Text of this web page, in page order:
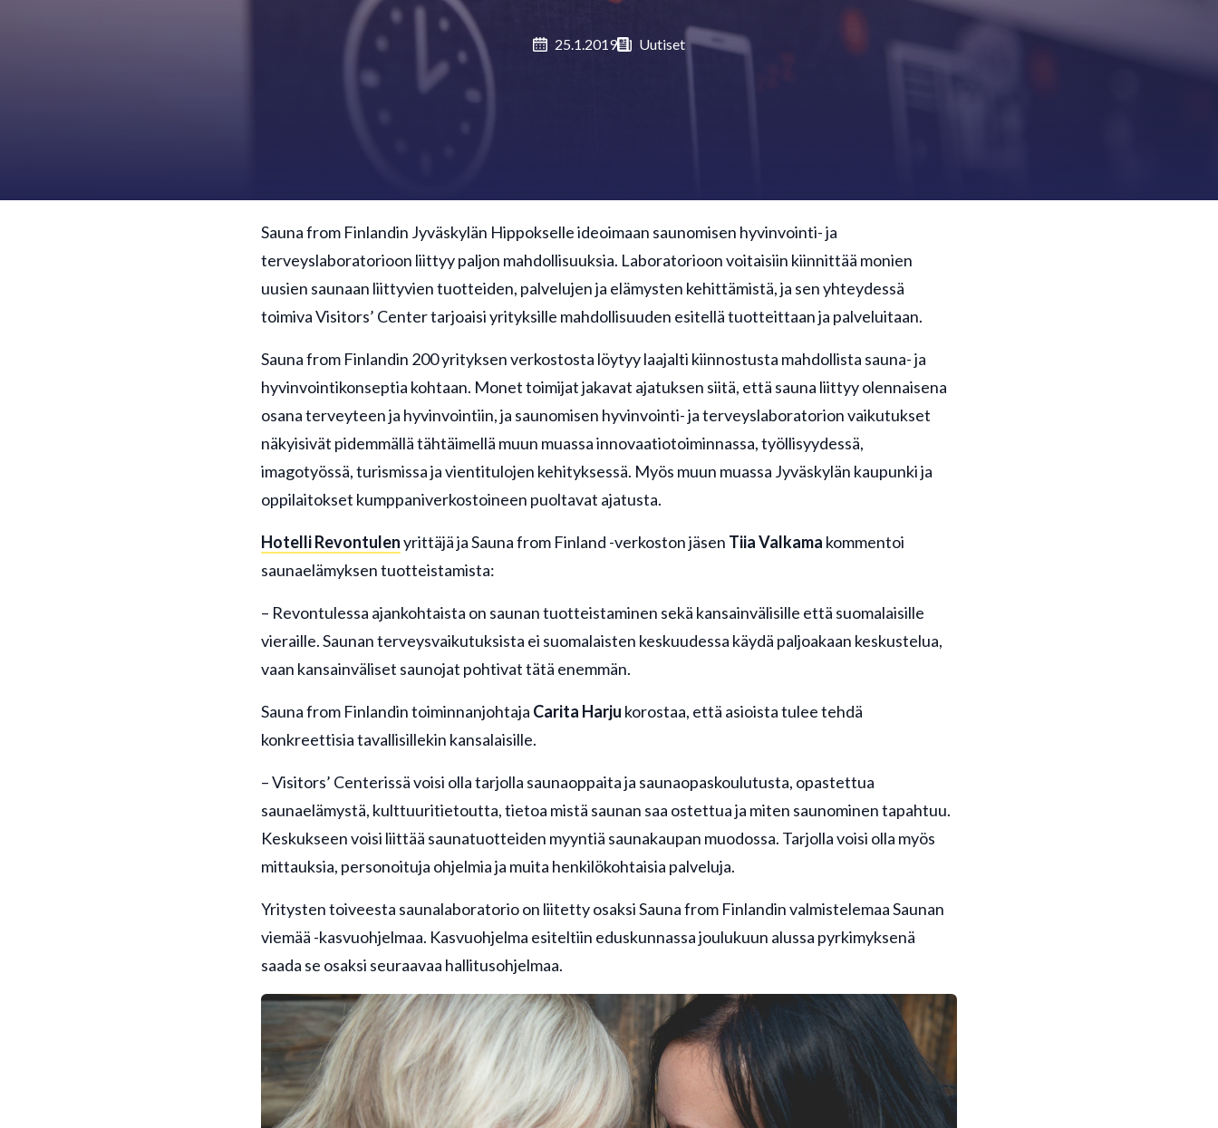
25.1.2019 Uutiset
Sauna from Finlandin Jyväskylän Hippokselle ideoimaan saunomisen hyvinvointi- ja
terveyslaboratorioon liittyy paljon mahdollisuuksia. Laboratorioon voitaisiin kiinnittää monien
uusien saunaan liittyvien tuotteiden, palvelujen ja elämysten kehittämistä, ja sen yhteydessä
toimiva Visitors’ Center tarjoaisi yrityksille mahdollisuuden esitellä tuotteittaan ja palveluitaan.
Sauna from Finlandin 200 yrityksen verkostosta löytyy laajalti kiinnostusta mahdollista sauna- ja
hyvinvointikonseptia kohtaan. Monet toimijat jakavat ajatuksen siitä, että sauna liittyy olennaisena
osana terveyteen ja hyvinvointiin, ja saunomisen hyvinvointi- ja terveyslaboratorion vaikutukset
näkyisivät pidemmällä tähtäimellä muun muassa innovaatiotoiminnassa, työllisyydessä,
imagotyössä, turismissa ja vientitulojen kehityksessä. Myös muun muassa Jyväskylän kaupunki ja
oppilaitokset kumppaniverkostoineen puoltavat ajatusta.
Hotelli Revontulenyrittäjä ja Sauna from Finland -verkoston jäsen Tiia Valkama kommentoi
saunaelämyksen tuotteistamista:
– Revontulessa ajankohtaista on saunan tuotteistaminen sekä kansainvälisille että suomalaisille
vieraille. Saunan terveysvaikutuksista ei suomalaisten keskuudessa käydä paljoakaan keskustelua,
vaan kansainväliset saunojat pohtivat tätä enemmän.
Sauna from Finlandin toiminnanjohtaja Carita Harju korostaa, että asioista tulee tehdä
konkreettisia tavallisillekin kansalaisille.
– Visitors’ Centerissä voisi olla tarjolla saunaoppaita ja saunaopaskoulutusta, opastettua
saunaelämystä, kulttuuritietoutta, tietoa mistä saunan saa ostettua ja miten saunominen tapahtuu.
Keskukseen voisi liittää saunatuotteiden myyntiä saunakaupan muodossa. Tarjolla voisi olla myös
mittauksia, personoituja ohjelmia ja muita henkilökohtaisia palveluja.
Yritysten toiveesta saunalaboratorio on liitetty osaksi Sauna from Finlandin valmistelemaa Saunan
viemää -kasvuohjelmaa. Kasvuohjelma esiteltiin eduskunnassa joulukuun alussa pyrkimyksenä
saada se osaksi seuraavaa hallitusohjelmaa.